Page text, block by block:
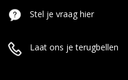
Stel je vraag hier
Laat ons je terugbellen